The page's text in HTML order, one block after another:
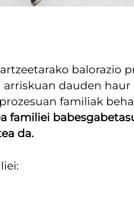
balorazio
dauden haur
familiak
familiei
da.